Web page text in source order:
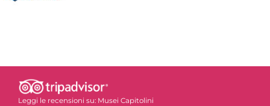
Leggi le recensioni su: Musei Capitolini